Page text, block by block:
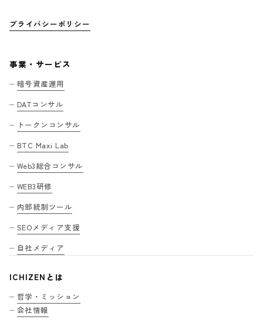
プライバシーポリシー
事業・サービス
暗号資産運用
DATコンサル
トークンコンサル
BTC Maxi Lab
Web3総合コンサル
WEB3研修
内部統制ツール
SEOメディア支援
自社メディア
ICHIZENとは
哲学・ミッション
会社情報